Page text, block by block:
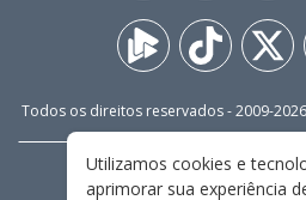
Todos os direitos reservados - 2009-2026
FALE CONOSCO
Utilizamos cookies e
aprimorar sua experiência